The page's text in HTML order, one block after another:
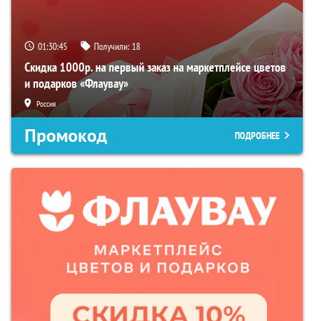
01:30:44 Получили: 18
Скидка 1000р. на первый заказ на маркетплейсе цветов
и подарков «Флаувау»
Россия
Промокод ПОДРОБНЕЕ